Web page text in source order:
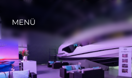
MENÜ